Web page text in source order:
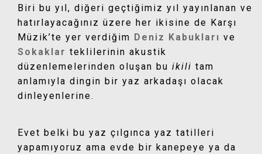
Biri bu yıl, diğeri geçtiğimiz yıl yayınlanan ve
hatırlayacağınız üzere her ikisine de Karşı
Müzik’te yer verdiğim Deniz Kabukları ve
Sokaklar teklilerinin akustik
düzenlemelerinden oluşan bu ikili tam
anlamıyla dingin bir yaz arkadaşı olacak
dinleyenlerine.
Evet belki bu yaz çılgınca yaz tatilleri
yapamıyoruz ama evde bir kanepeye ya da